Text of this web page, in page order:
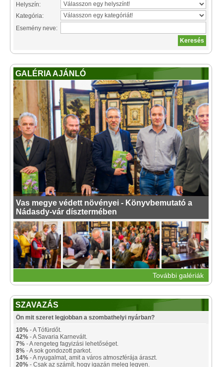
Helyszín:
Kategória:
Esemény neve:
GALÉRIA AJÁNLÓ
Vas megye védett növényei - Könyvbemutató a
Nádasdy-vár dísztermében
További galériák
SZAVAZÁS
Ön mit szeret legjobban a szombathelyi nyárban?
10% - A Tófürdőt.
42% - A Savaria Karnevált.
7% - A rengeteg fagyizási lehetőséget.
8% - A sok gondozott parkot.
14% - A nyugalmat, amit a város atmoszférája áraszt.
20% - Csak az számít, hogy igazán meleg legyen.